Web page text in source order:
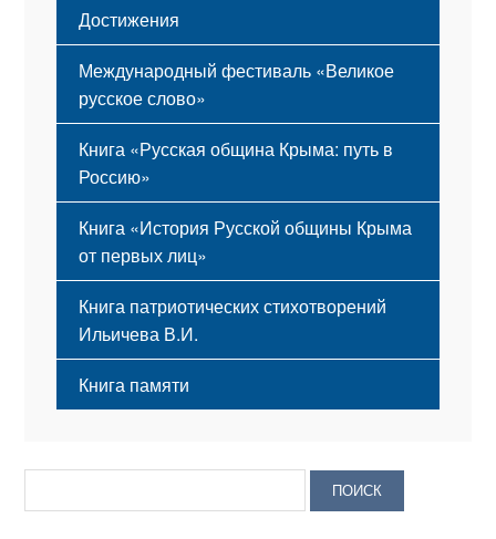
Достижения
Международный фестиваль «Великое
русское слово»
Книга «Русская община Крыма: путь в
Россию»
Книга «История Русской общины Крыма
от первых лиц»
Книга патриотических стихотворений
Ильичева В.И.
Книга памяти